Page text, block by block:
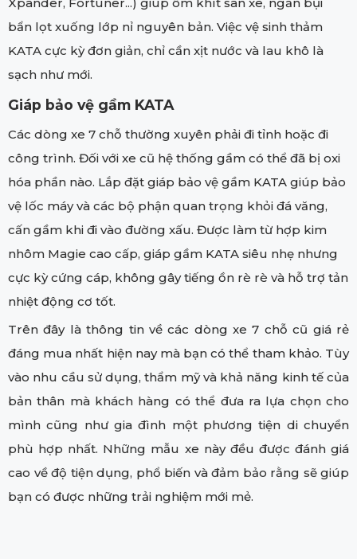
bẩn lọt xuống lớp nỉ nguyên bản. Việc vệ sinh thảm
KATA cực kỳ đơn giản, chỉ cần xịt nước và lau khô là
sạch như mới.
Giáp bảo vệ gầm KATA
Các dòng xe 7 chỗ thường xuyên phải đi tỉnh hoặc đi
công trình. Đối với xe cũ hệ thống gầm có thể đã bị oxi
hóa phần nào. Lắp đặt giáp bảo vệ gầm KATA giúp bảo
vệ lốc máy và các bộ phận quan trọng khỏi đá văng,
cấn gầm khi đi vào đường xấu. Được làm từ hợp kim
nhôm Magie cao cấp, giáp gầm KATA siêu nhẹ nhưng
cực kỳ cứng cáp, không gây tiếng ồn rè rè và hỗ trợ tản
nhiệt động cơ tốt.
Trên đây là thông tin về các dòng xe 7 chỗ cũ giá rẻ
đáng mua nhất hiện nay mà bạn có thể tham khảo. Tùy
vào nhu cầu sử dụng, thẩm mỹ và khả năng kinh tế của
bản thân mà khách hàng có thể đưa ra lựa chọn cho
mình cũng như gia đình một phương tiện di chuyển
phù hợp nhất. Những mẫu xe này đều được đánh giá
cao về độ tiện dụng, phổ biến và đảm bảo rằng sẽ giúp
bạn có được những trải nghiệm mới mẻ.